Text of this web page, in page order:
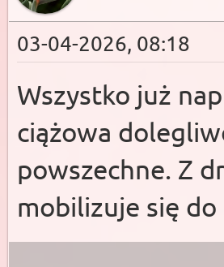
03-04-2026, 08:18
Wszystko już
ciążowa
powszechne. Z
mobilizuje się